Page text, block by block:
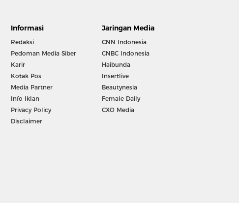
Informasi
Redaksi
Pedoman Media Siber
Karir
Kotak Pos
Media Partner
Info Iklan
Privacy Policy
Disclaimer
Jaringan Media
CNN Indonesia
CNBC Indonesia
Haibunda
Insertlive
Beautynesia
Female Daily
CXO Media